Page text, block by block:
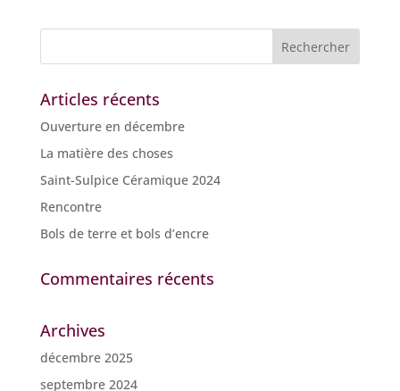
Articles récents
Ouverture en décembre
La matière des choses
Saint-Sulpice Céramique 2024
Rencontre
Bols de terre et bols d’encre
Commentaires récents
Archives
décembre 2025
septembre 2024